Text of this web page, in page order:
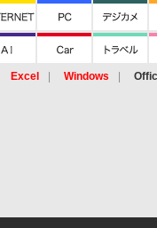
Excel Windows